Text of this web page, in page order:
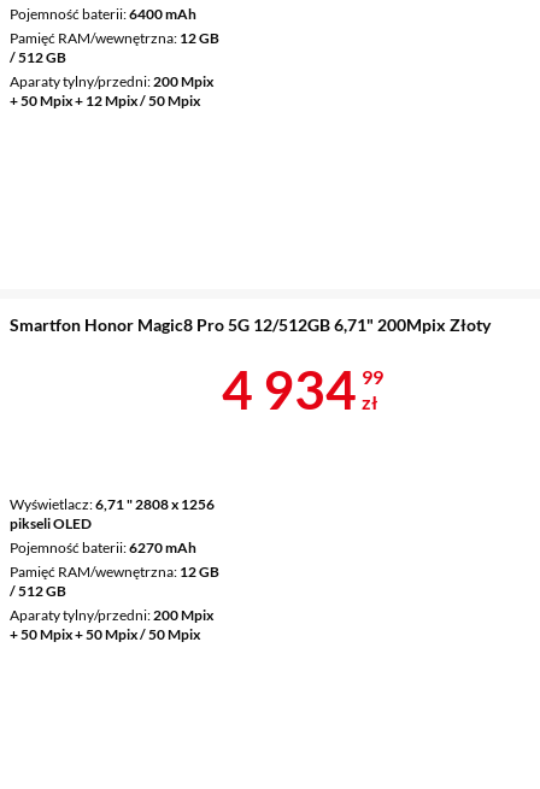
Pojemność baterii 6400 mAh
Pamięć RAM/wewnętrzna 12 GB
/ 512 GB
Aparaty tylny/przedni 200 Mpix
+ 50 Mpix + 12 Mpix / 50 Mpix
Smartfon Honor Magic8 Pro 5G 12/512GB 6,71" 200Mpix Złoty
Wyświetlacz 6,71 " 2808 x 1256
pikseli OLED
Pojemność baterii 6270 mAh
Pamięć RAM/wewnętrzna 12 GB
/ 512 GB
Aparaty tylny/przedni 200 Mpix
+ 50 Mpix + 50 Mpix / 50 Mpix
Cena 4
4 934 99
zł